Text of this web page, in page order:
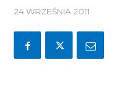
24 WRZEŚNIA 2011